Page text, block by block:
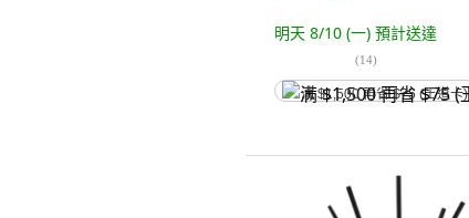
明天 8/10 (一) 預計送達
(14)
满 $1,500 再省 $75 (王道卡)